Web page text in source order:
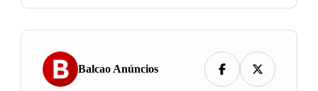
Balcao Anúncios